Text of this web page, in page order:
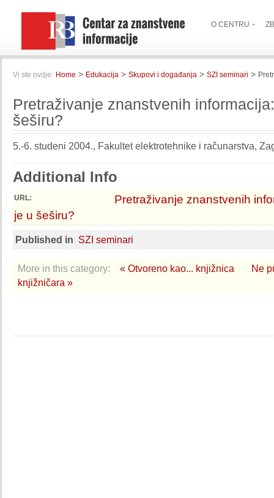
O CENTRU
Vi ste ovdje: Home > Edukacija > Skupovi i događanja > SZI seminari >
Pretraživanje znanstvenih
šeširu?
5.-6. studeni 2004., Fakultet elektrotehnike i računarstva,
Additional Info
URL:
Pretraživanje znanstvenih
je u šeširu?
Published in SZI seminari
More in this category: « Otvoreno kao... knjižnica
Ne
knjižničara »